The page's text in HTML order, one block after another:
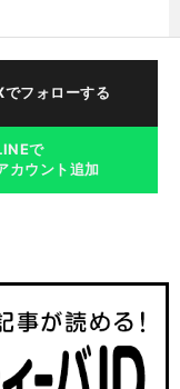
でフォローする
で
カウント追加